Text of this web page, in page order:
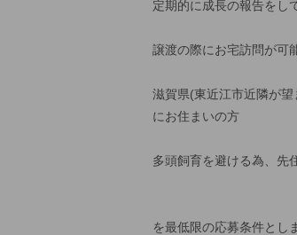
定期的に成長の報告をし
譲渡の際にお宅訪問が可
滋賀県(東近江市近隣が
にお住まいの方
多頭飼育を避ける為、先
を最低限の応募条件とし